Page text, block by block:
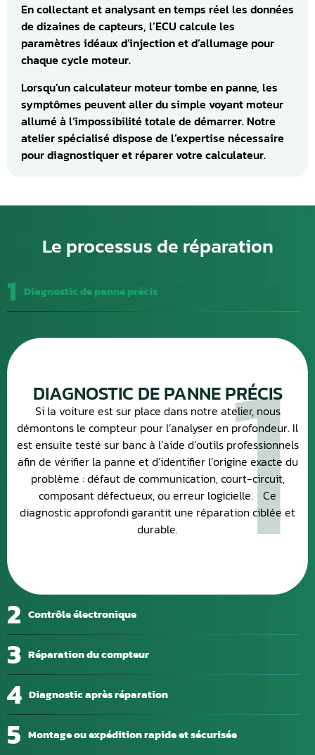
En collectant et analysant en temps réel les données
de dizaines de capteurs, l’ECU calcule les
paramètres idéaux d’injection et d’allumage pour
chaque cycle moteur.
Lorsqu’un calculateur moteur tombe en panne, les
symptômes peuvent aller du simple voyant moteur
allumé à l’impossibilité totale de démarrer. Notre
atelier spécialisé dispose de l’expertise nécessaire
pour diagnostiquer et réparer votre calculateur.
Le processus de réparation
1 Diagnostic de panne précis
2 Contrôle électronique
3 Réparation du compteur
4 Diagnostic après réparation
5 Montage ou expédition rapide et sécurisée
1
DIAGNOSTIC DE PANNE PRÉCIS
Si la voiture est sur place dans notre atelier, nous
démontons le compteur pour l’analyser en profondeur. Il
est ensuite testé sur banc à l’aide d’outils professionnels
afin de vérifier la panne et d’identifier l’origine exacte du
problème : défaut de communication, court-circuit,
composant défectueux, ou erreur logicielle. Ce
diagnostic approfondi garantit une réparation ciblée et
durable.